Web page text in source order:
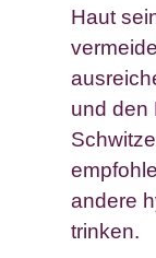
Haut
und den
andere
trinken.